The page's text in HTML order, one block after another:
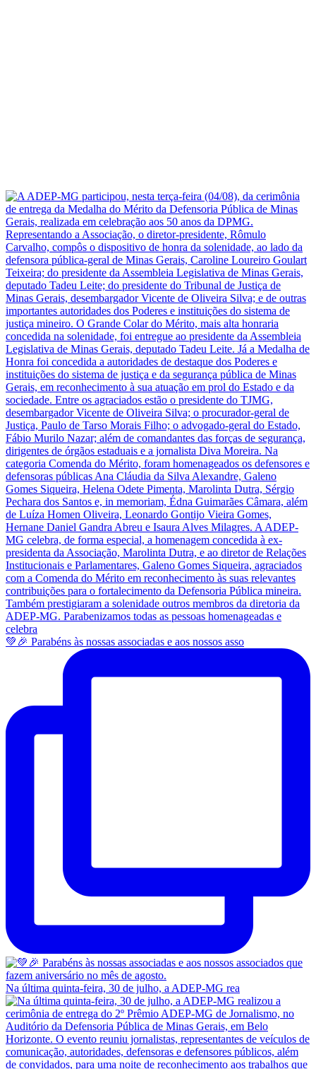
💚🎉 Parabéns às nossas associadas e aos nossos asso
Na última quinta-feira, 30 de julho, a ADEP-MG rea